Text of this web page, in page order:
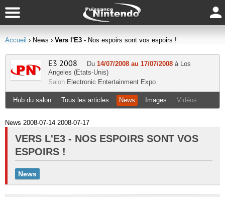
Accueil › News › Vers l'E3 - Nos espoirs sont vos espoirs !
E3 2008 Du 14/07/2008 au 17/07/2008 à Los
Angeles (Etats-Unis)
Salon Electronic Entertainment Expo
Hub du salon Tous les articles News Images Vidéos
News 2008-07-14 2008-07-17
VERS L'E3 - NOS ESPOIRS SONT VOS
ESPOIRS !
News